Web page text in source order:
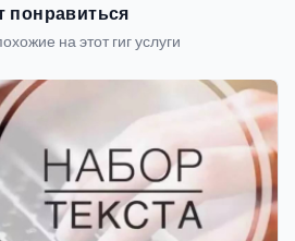
понравиться
на этот гиг услуги